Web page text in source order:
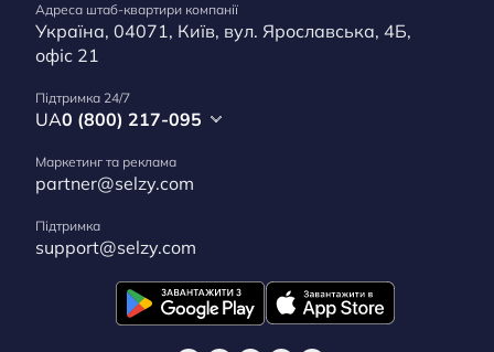
Адреса штаб-квартири компанії
Україна, 04071, Київ, вул. Ярославська, 4Б,
офіс 21
Підтримка 24/7
UA0 (800) 217-095
Маркетинг та реклама
partner@selzy.com
Підтримка
support@selzy.com